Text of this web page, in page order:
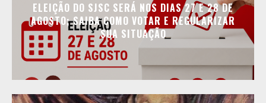
ELEIÇÃO DO SJSC SERÁ NOS DIAS 27 E 28 DE
AGOSTO; SAIBA COMO VOTAR E REGULARIZAR
SUA SITUAÇÃO